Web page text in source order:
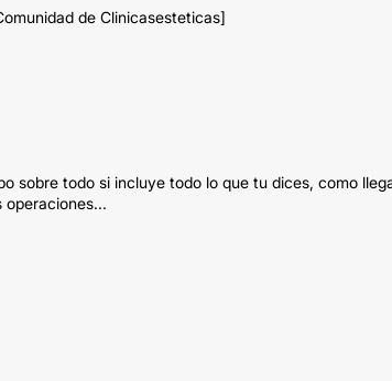
de Clinicasesteticas]
sobre todo si incluye todo lo que tu dices, como
operaciones...